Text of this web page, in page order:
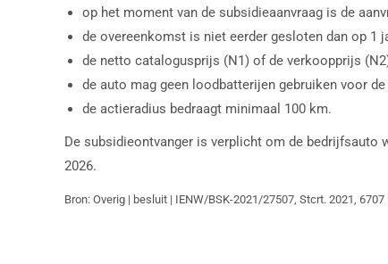
op het moment van de subsidieaanvraag is de
de overeenkomst is niet eerder gesloten dan op 1
de netto catalogusprijs (N1) of de verkoopprijs
de auto mag geen loodbatterijen gebruiken voor
de actieradius bedraagt minimaal 100 km.
De subsidieontvanger is verplicht om de bedrijfsauto
2026.
Bron: Overig | besluit | IENW/BSK-2021/27507, Stcrt. 2021, 6707